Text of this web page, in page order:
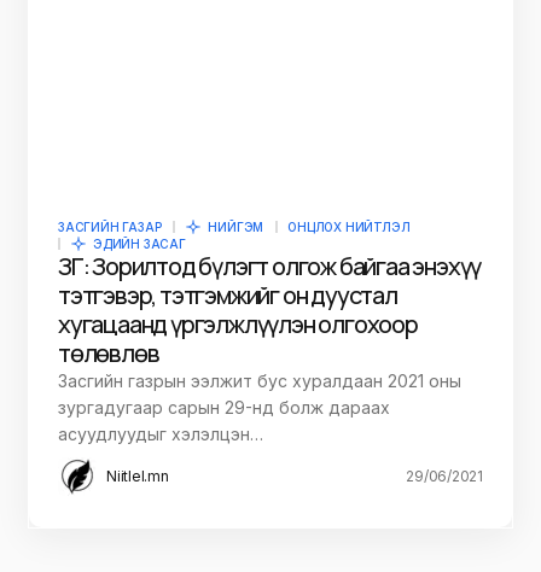
ЗАСГИЙН ГАЗАР НИЙГЭМ
ОНЦЛОХ НИЙТЛЭЛ
ЭДИЙН ЗАСАГ
ЗГ: Зорилтод бүлэгт олгож байгаа энэхүү
тэтгэвэр, тэтгэмжийг он дуустал
хугацаанд үргэлжлүүлэн олгохоор
төлөвлөв
Засгийн газрын ээлжит бус хуралдаан 2021 оны
зургадугаар сарын 29-нд болж дараах
асуудлуудыг хэлэлцэн…
Niitlel.mn 29/06/2021